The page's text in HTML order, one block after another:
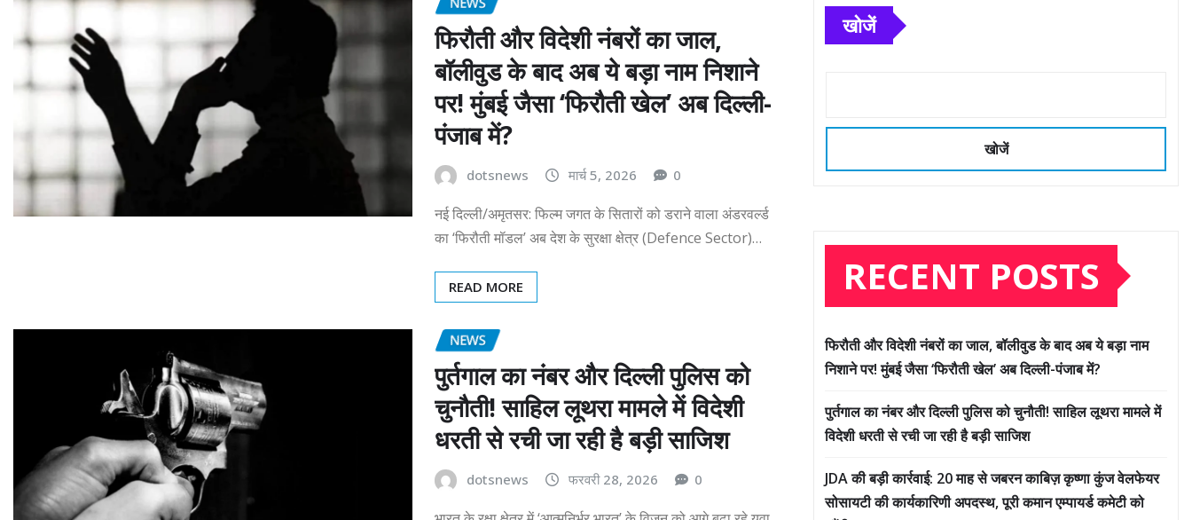
फिरौती और विदेशी नंबरों का जाल,
बॉलीवुड के बाद अब ये बड़ा नाम निशाने
पर! मुंबई जैसा ‘फिरौती खेल’ अब दिल्ली-
पंजाब में?
dotsnews मार्च 5, 2026 0
नई दिल्ली/अमृतसर: फिल्म जगत के सितारों को डराने वाला अंडरवर्ल्ड
का ‘फिरौती मॉडल’ अब देश के सुरक्षा क्षेत्र (Defence Sector)…
READ MORE
NEWS
पुर्तगाल का नंबर और दिल्ली पुलिस को
चुनौती! साहिल लूथरा मामले में विदेशी
धरती से रची जा रही है बड़ी साजिश
dotsnews फरवरी 28, 2026 0
खोजें
खोजें
RECENT POSTS
फिरौती और विदेशी नंबरों का जाल, बॉलीवुड के बाद अब ये बड़ा नाम
निशाने पर! मुंबई जैसा ‘फिरौती खेल’ अब दिल्ली-पंजाब में?
पुर्तगाल का नंबर और दिल्ली पुलिस को चुनौती! साहिल लूथरा मामले में
विदेशी धरती से रची जा रही है बड़ी साजिश
JDA की बड़ी कार्रवाई: 20 माह से जबरन काबिज़ कृष्णा कुंज वेलफेयर
सोसायटी की कार्यकारिणी अपदस्थ, पूरी कमान एम्पायर्ड कमेटी को